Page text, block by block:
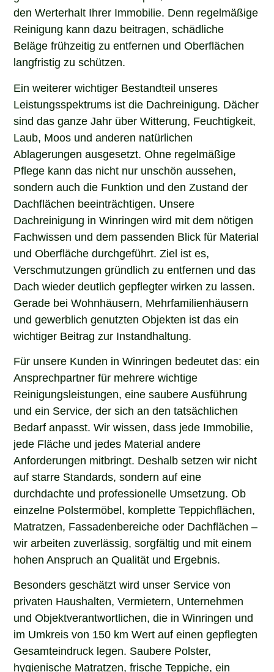
den Werterhalt Ihrer Immobilie. Denn regelmäßige
Reinigung kann dazu beitragen, schädliche
Beläge frühzeitig zu entfernen und Oberflächen
langfristig zu schützen.
Ein weiterer wichtiger Bestandteil unseres
Leistungsspektrums ist die Dachreinigung. Dächer
sind das ganze Jahr über Witterung, Feuchtigkeit,
Laub, Moos und anderen natürlichen
Ablagerungen ausgesetzt. Ohne regelmäßige
Pflege kann das nicht nur unschön aussehen,
sondern auch die Funktion und den Zustand der
Dachflächen beeinträchtigen. Unsere
Dachreinigung in Winringen wird mit dem nötigen
Fachwissen und dem passenden Blick für Material
und Oberfläche durchgeführt. Ziel ist es,
Verschmutzungen gründlich zu entfernen und das
Dach wieder deutlich gepflegter wirken zu lassen.
Gerade bei Wohnhäusern, Mehrfamilienhäusern
und gewerblich genutzten Objekten ist das ein
wichtiger Beitrag zur Instandhaltung.
Für unsere Kunden in Winringen bedeutet das: ein
Ansprechpartner für mehrere wichtige
Reinigungsleistungen, eine saubere Ausführung
und ein Service, der sich an den tatsächlichen
Bedarf anpasst. Wir wissen, dass jede Immobilie,
jede Fläche und jedes Material andere
Anforderungen mitbringt. Deshalb setzen wir nicht
auf starre Standards, sondern auf eine
durchdachte und professionelle Umsetzung. Ob
einzelne Polstermöbel, komplette Teppichflächen,
Matratzen, Fassadenbereiche oder Dachflächen –
wir arbeiten zuverlässig, sorgfältig und mit einem
hohen Anspruch an Qualität und Ergebnis.
Besonders geschätzt wird unser Service von
privaten Haushalten, Vermietern, Unternehmen
und Objektverantwortlichen, die in Winringen und
im Umkreis von 150 km Wert auf einen gepflegten
Gesamteindruck legen. Saubere Polster,
hygienische Matratzen, frische Teppiche, ein